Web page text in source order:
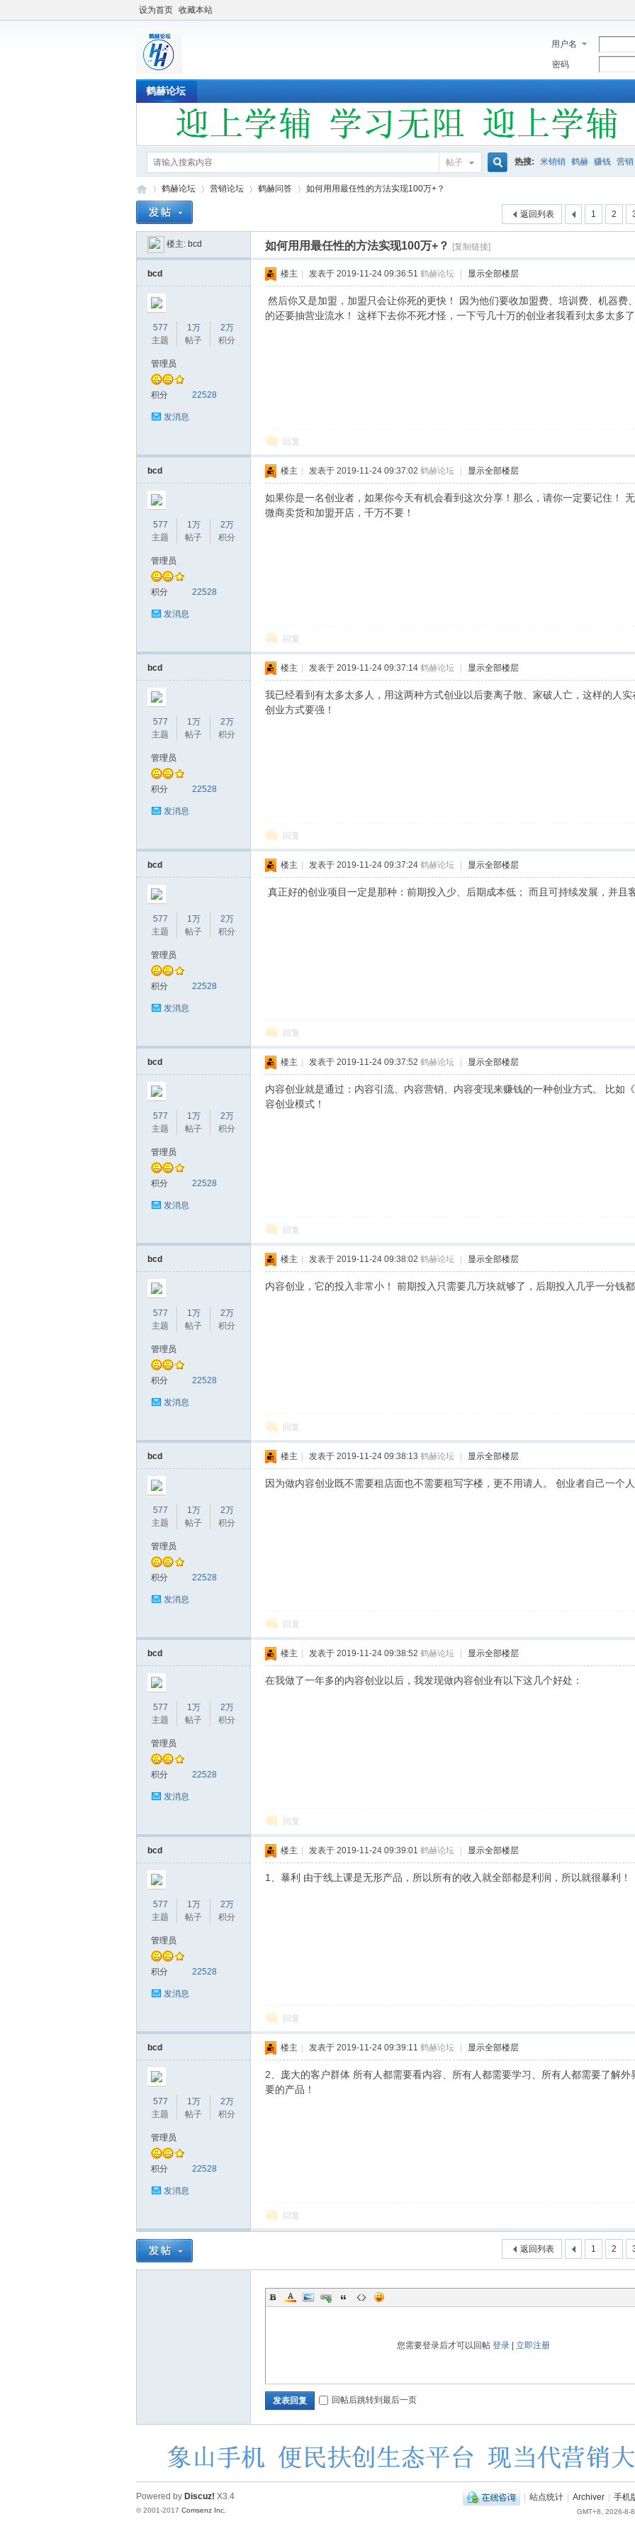
设为首页 收藏本站
用户名
密码
鹤赫论坛
帖子
索
热搜: 米销销 鹤赫 赚钱 营销
»
鹤赫论坛
›
营销论坛 鹤赫问答
›
如何用用最任性的方法实现100万+？
1 2
返回列表
楼主: bcd 如何用用最任性的方法实现100万+？ [复制链接]
bcd
577
主题
1万
帖子
2万
积分
管理员
积分 22528
发消息
楼主 发表于 2019-11-24 09:36:51 鹤赫论坛 显示全部楼层
然后你又是加盟，加盟只会让你死的更快！ 因为他们要收加盟费、培训费、机器费
的还要抽营业流水！ 这样下去你不死才怪，一下亏几十万的创业者我看到太多太多了
回复
bcd
577
主题
1万
帖子
2万
积分
管理员
积分 22528
发消息
楼主 发表于 2019-11-24 09:37:02 鹤赫论坛 显示全部楼层
如果你是一名创业者，如果你今天有机会看到这次分享！那么，请你一定要记住！
微商卖货和加盟开店，千万不要！
回复
bcd
577
主题
1万
帖子
2万
积分
管理员
积分 22528
发消息
楼主 发表于 2019-11-24 09:37:14 鹤赫论坛 显示全部楼层
我已经看到有太多太多人，用这两种方式创业以后妻离子散、家破人亡，这样的人
创业方式要强！
回复
bcd
577
主题
1万
帖子
2万
积分
管理员
积分 22528
发消息
楼主 发表于 2019-11-24 09:37:24 鹤赫论坛 显示全部楼层
真正好的创业项目一定是那种：前期投入少、后期成本低； 而且可持续发展，并且
回复
bcd
577
主题
1万
帖子
2万
积分
管理员
积分 22528
发消息
楼主 发表于 2019-11-24 09:37:52 鹤赫论坛 显示全部楼层
内容创业就是通过：内容引流、内容营销、内容变现来赚钱的一种创业方式。 比如
容创业模式！
回复
bcd
577
主题
1万
帖子
2万
积分
管理员
积分 22528
发消息
楼主 发表于 2019-11-24 09:38:02 鹤赫论坛 显示全部楼层
内容创业，它的投入非常小！ 前期投入只需要几万块就够了，后期投入几乎一分钱都
回复
bcd
577
主题
1万
帖子
2万
积分
管理员
积分 22528
发消息
楼主 发表于 2019-11-24 09:38:13 鹤赫论坛 显示全部楼层
因为做内容创业既不需要租店面也不需要租写字楼，更不用请人。 创业者自己一个
回复
bcd
577
主题
1万
帖子
2万
积分
管理员
积分 22528
发消息
楼主 发表于 2019-11-24 09:38:52 鹤赫论坛 显示全部楼层
在我做了一年多的内容创业以后，我发现做内容创业有以下这几个好处：
回复
bcd
577
主题
1万
帖子
2万
积分
管理员
积分 22528
发消息
楼主 发表于 2019-11-24 09:39:01 鹤赫论坛 显示全部楼层
1、暴利 由于线上课是无形产品，所以所有的收入就全部都是利润，所以就很暴利！
回复
bcd
577
主题
1万
帖子
2万
积分
管理员
积分 22528
发消息
楼主 发表于 2019-11-24 09:39:11 鹤赫论坛 显示全部楼层
2、庞大的客户群体 所有人都需要看内容、所有人都需要学习、所有人都需要了解
要的产品！
回复
1 2
返回列表
您需要登录后才可以回帖 登录| 立即注册
发表回复 回帖后跳转到最后一页
| 站点统计 | Archiver | 手机
GMT+8, 2026-8-
Powered by Discuz! X3.4
© 2001-2017 Comsenz Inc.